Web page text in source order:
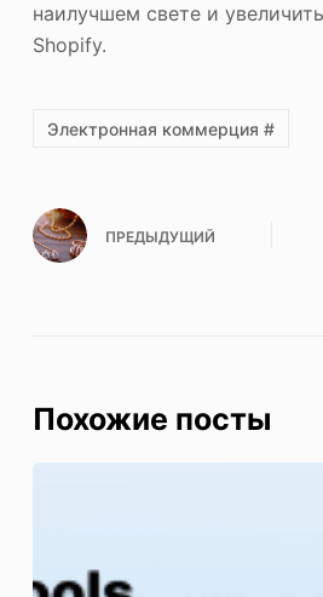
наилучшем свете и
Shopify.
Электронная коммерция #
ПРЕДЫДУЩИЙ
Похожие посты